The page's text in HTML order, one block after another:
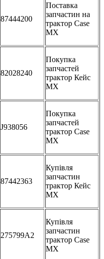
87444200
Поставка
запчастин на
трактор Case
MX
82028240
Покупка
запчастей
трактор Кейс
МХ
J938056
Покупка
запчастей
трактор Case
MX
87442363
Купівля
запчастин
трактор Кейс
МХ
275799A2
Купівля
запчастин
трактор Case
MX